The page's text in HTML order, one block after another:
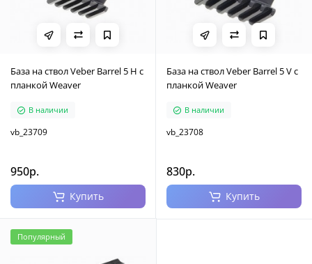
База на ствол Veber Barrel 5 H c
планкой Weaver
В наличии
vb_23709
950р.
Купить
База на ствол Veber Barrel 5 V с
планкой Weaver
В наличии
vb_23708
830р.
Купить
Популярный